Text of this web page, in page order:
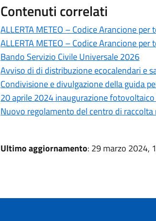
Contenuti correlati
ALLERTA METEO – Codice Arancione
ALLERTA METEO – Codice Arancione per
Bando Servizio Civile Universale 2026
Avviso di di distribuzione ecocalendari e
Condivisione e divulgazione della guida
20 aprile 2024 inaugurazione
Nuovo regolamento del centro di
Ultimo aggiornamento: 29 marzo 2024,